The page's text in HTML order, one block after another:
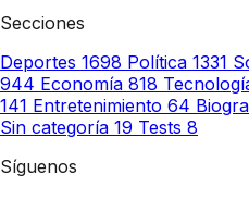
Secciones
Deportes 1698 Política 1331
944 Economía 818
141 Entretenimiento 64
Sin categoría 19 Tests 8
Síguenos